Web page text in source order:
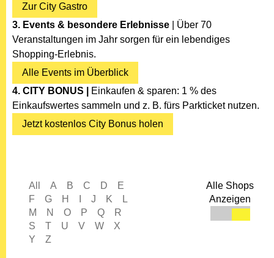
Zur City Gastro
3. Events & besondere Erlebnisse | Über 70
Veranstaltungen im Jahr sorgen für ein lebendiges
Shopping-Erlebnis.
Alle Events im Überblick
4. CITY BONUS |
Einkaufen & sparen: 1 % des
Einkaufswertes sammeln und z. B. fürs Parkticket nutzen.
Jetzt kostenlos City Bonus holen
Alle Shops
Anzeigen